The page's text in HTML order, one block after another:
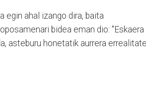
egin ahal izango dira, baita
bidea eman dio: "Eskaera
asteburu honetatik aurrera